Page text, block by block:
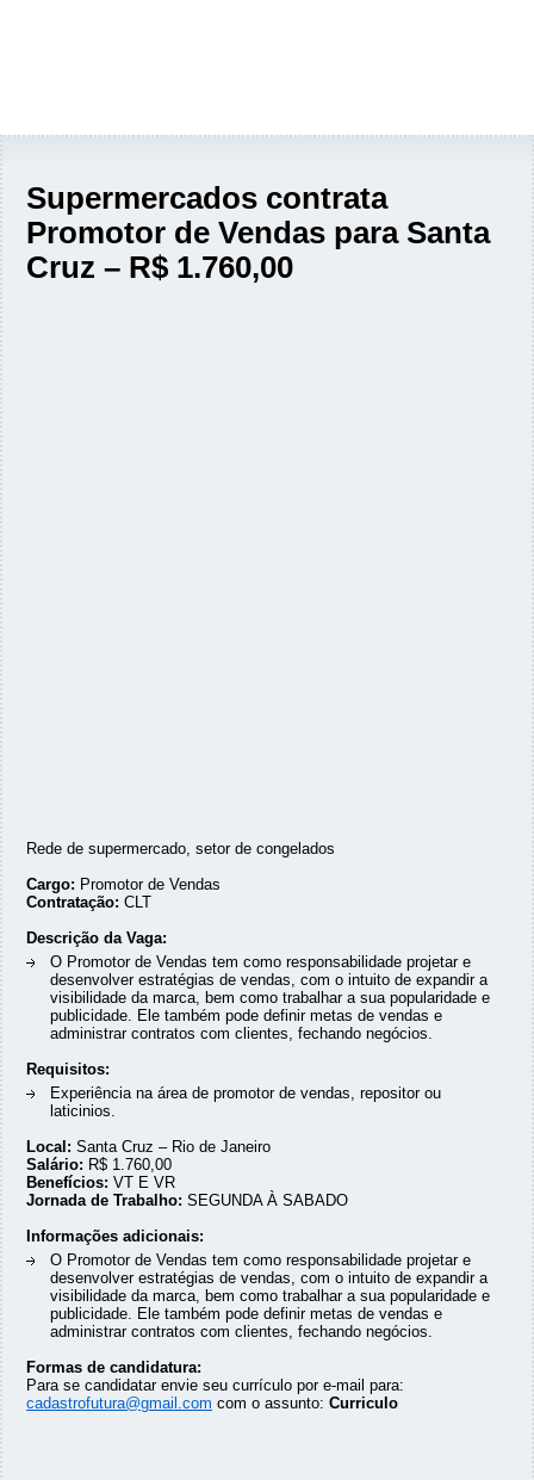
Supermercados contrata
Promotor de Vendas para Santa
Cruz – R$ 1.760,00
Rede de supermercado, setor de congelados
Cargo: Promotor de Vendas
Contratação: CLT
Descrição da Vaga:
O Promotor de Vendas tem como responsabilidade projetar e
desenvolver estratégias de vendas, com o intuito de expandir a
visibilidade da marca, bem como trabalhar a sua popularidade e
publicidade. Ele também pode definir metas de vendas e
administrar contratos com clientes, fechando negócios.
Requisitos:
Experiência na área de promotor de vendas, repositor ou
laticinios.
Local: Santa Cruz – Rio de Janeiro
Salário: R$ 1.760,00
Benefícios: VT E VR
Jornada de Trabalho: SEGUNDA À SABADO
Informações adicionais:
O Promotor de Vendas tem como responsabilidade projetar e
desenvolver estratégias de vendas, com o intuito de expandir a
visibilidade da marca, bem como trabalhar a sua popularidade e
publicidade. Ele também pode definir metas de vendas e
administrar contratos com clientes, fechando negócios.
Formas de candidatura:
Para se candidatar envie seu currículo por e-mail para:
cadastrofutura@gmail.com com o assunto: Curriculo